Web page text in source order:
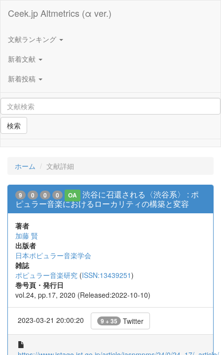
Ceek.jp Altmetrics (α ver.)
文献ランキング
新着文献
新着投稿
検索
ホーム 文献詳細
9 0 0 0 OA
渋谷に召還される〈渋谷系〉 : ポ
ピュラー音楽におけるローカリティの構築と変容
著者
加藤 賢
出版者
日本ポピュラー音楽学会
雑誌
ポピュラー音楽研究 (ISSN:13439251)
巻号頁・発行日
vol.24, pp.17, 2020 (Released:2022-10-10)
2023-03-21 20:00:20 9 + 35 Twitter